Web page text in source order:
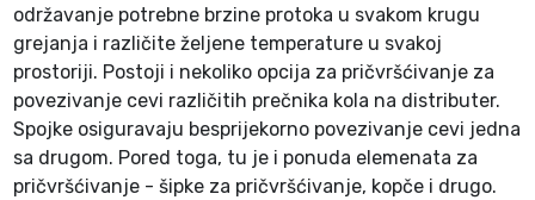
održavanje potrebne brzine protoka u svakom krugu
grejanja i različite željene temperature u svakoj
prostoriji. Postoji i nekoliko opcija za pričvršćivanje za
povezivanje cevi različitih prečnika kola na distributer.
Spojke osiguravaju besprijekorno povezivanje cevi jedna
sa drugom. Pored toga, tu je i ponuda elemenata za
pričvršćivanje - šipke za pričvršćivanje, kopče i drugo.